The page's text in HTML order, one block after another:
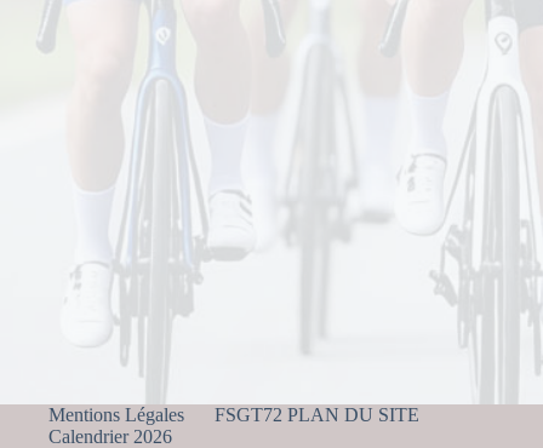
Mentions Légales
FSGT72 PLAN DU SITE
Calendrier 2026